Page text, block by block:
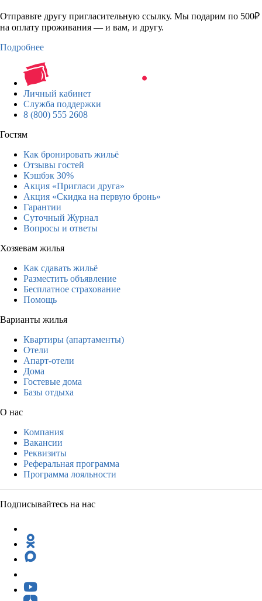
Отправьте другу пригласительную ссылку. Мы подарим по 500₽
на оплату проживания — и вам, и другу.
Подробнее
Личный кабинет
Служба поддержки
8 (800) 555 2608
Гостям
Как бронировать жильё
Отзывы гостей
Кэшбэк 30%
Акция «Пригласи друга»
Акция «Скидка на первую бронь»
Гарантии
Суточный Журнал
Вопросы и ответы
Хозяевам жилья
Как сдавать жильё
Разместить объявление
Бесплатное страхование
Помощь
Варианты жилья
Квартиры (апартаменты)
Отели
Апарт-отели
Дома
Гостевые дома
Базы отдыха
О нас
Компания
Вакансии
Реквизиты
Реферальная программа
Программа лояльности
Подписывайтесь на нас